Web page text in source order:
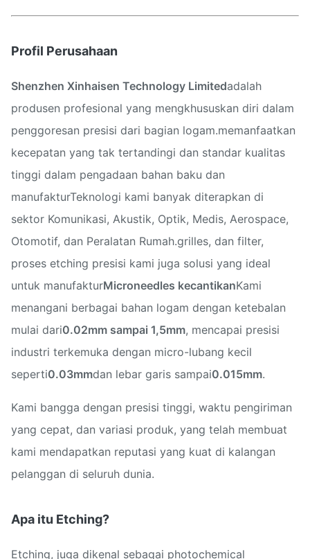
Profil Perusahaan
Shenzhen Xinhaisen Technology Limitedadalah
produsen profesional yang mengkhususkan diri dalam
penggoresan presisi dari bagian logam.memanfaatkan
kecepatan yang tak tertandingi dan standar kualitas
tinggi dalam pengadaan bahan baku dan
manufakturTeknologi kami banyak diterapkan di
sektor Komunikasi, Akustik, Optik, Medis, Aerospace,
Otomotif, dan Peralatan Rumah.grilles, dan filter,
proses etching presisi kami juga solusi yang ideal
untuk manufakturMicroneedles kecantikanKami
menangani berbagai bahan logam dengan ketebalan
mulai dari0.02mm sampai 1,5mm, mencapai presisi
industri terkemuka dengan micro-lubang kecil
seperti0.03mmdan lebar garis sampai0.015mm.
Kami bangga dengan presisi tinggi, waktu pengiriman
yang cepat, dan variasi produk, yang telah membuat
kami mendapatkan reputasi yang kuat di kalangan
pelanggan di seluruh dunia.
Apa itu Etching?
Etching, juga dikenal sebagai photochemical